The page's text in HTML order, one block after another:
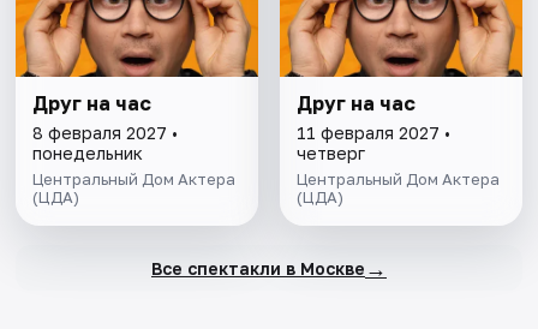
Друг на час
8 февраля 2027 •
понедельник
Центральный Дом Актера
(ЦДА)
Друг на час
11 февраля 2027 •
четверг
Центральный Дом Актера
(ЦДА)
Все спектакли в Москве →